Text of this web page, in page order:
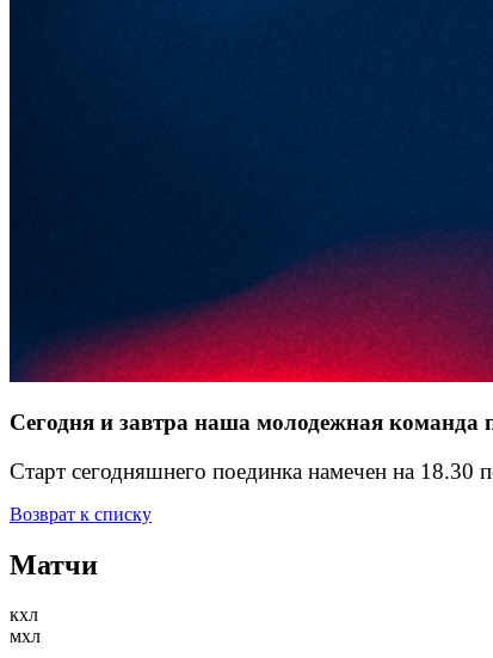
Сегодня и завтра наша молодежная команда
Старт сегодняшнего поединка намечен на
Возврат к списку
Матчи
кхл
мхл